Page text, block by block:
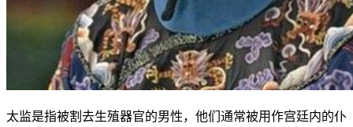
太监是指被割去生殖器官的男性，他们通常被用作宫廷内的仆